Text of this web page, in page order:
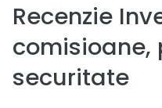
Recenzie
comisioane,
securitate